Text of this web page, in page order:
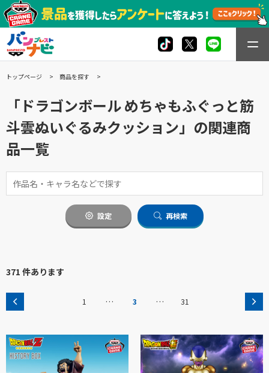
トップページ 商品を探す
「ドラゴンボール めちゃもふぐっと筋
斗雲ぬいぐるみクッション」の関連商
品一覧
設定 再検索
371 件あります
1 … 3 … 31